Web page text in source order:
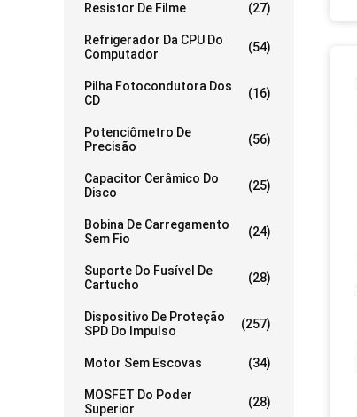
Resistor De Filme (27)
Refrigerador Da CPU Do
Computador
(54)
Pilha Fotocondutora Dos
CD
(16)
Potenciômetro De
Precisão
(56)
Capacitor Cerâmico Do
Disco
(25)
Bobina De Carregamento
Sem Fio
(24)
Suporte Do Fusível De
Cartucho
(28)
Dispositivo De Proteção
SPD Do Impulso
(257)
Motor Sem Escovas (34)
MOSFET Do Poder
Superior
(28)